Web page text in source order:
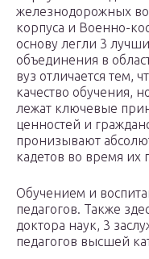
железнодорожных
корпуса и Военно-
основу легли 3
объединения в
вуз отличается тем,
качество обучения,
лежат ключевые
ценностей и
пронизывают
кадетов во время их
Обучением и
педагогов. Также
доктора наук, 3
педагогов высшей